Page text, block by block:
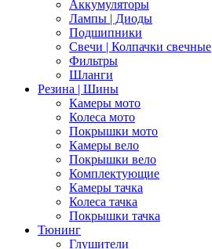
Аккумуляторы
Лампы | Диоды
Подшипники
Свечи | Колпачки свечные
Фильтры
Шланги
Резина | Шины
Камеры мото
Колеса мото
Покрышки мото
Камеры вело
Покрышки вело
Комплектующие
Камеры тачка
Колеса тачка
Покрышки тачка
Тюнинг
Глушители